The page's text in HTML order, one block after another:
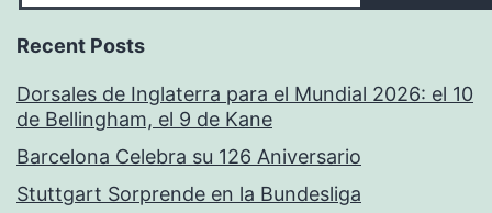
Recent Posts
Dorsales de Inglaterra para el Mundial 2026: el 10
de Bellingham, el 9 de Kane
Barcelona Celebra su 126 Aniversario
Stuttgart Sorprende en la Bundesliga